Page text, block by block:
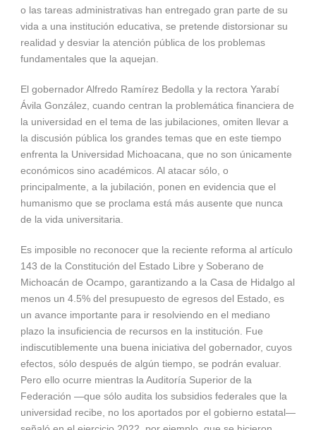
o las tareas administrativas han entregado gran parte de su
vida a una institución educativa, se pretende distorsionar su
realidad y desviar la atención pública de los problemas
fundamentales que la aquejan.
El gobernador Alfredo Ramírez Bedolla y la rectora Yarabí
Ávila González, cuando centran la problemática financiera de
la universidad en el tema de las jubilaciones, omiten llevar a
la discusión pública los grandes temas que en este tiempo
enfrenta la Universidad Michoacana, que no son únicamente
económicos sino académicos. Al atacar sólo, o
principalmente, a la jubilación, ponen en evidencia que el
humanismo que se proclama está más ausente que nunca
de la vida universitaria.
Es imposible no reconocer que la reciente reforma al artículo
143 de la Constitución del Estado Libre y Soberano de
Michoacán de Ocampo, garantizando a la Casa de Hidalgo al
menos un 4.5% del presupuesto de egresos del Estado, es
un avance importante para ir resolviendo en el mediano
plazo la insuficiencia de recursos en la institución. Fue
indiscutiblemente una buena iniciativa del gobernador, cuyos
efectos, sólo después de algún tiempo, se podrán evaluar.
Pero ello ocurre mientras la Auditoría Superior de la
Federación —que sólo audita los subsidios federales que la
universidad recibe, no los aportados por el gobierno estatal—